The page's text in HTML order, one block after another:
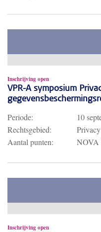
Inschrijving open
VPR-A symposium
Periode:
10
Rechtsgebied:
Aantal punten:
NOVA
Inschrijving open